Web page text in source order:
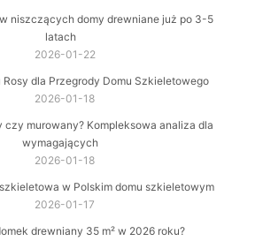
niszczących domy drewniane już po 3-5
latach
2026-01-22
dla Przegrody Domu Szkieletowego
2026-01-18
czy murowany? Kompleksowa analiza dla
wymagających
2026-01-18
w Polskim domu szkieletowym
2026-01-17
drewniany 35 m² w 2026 roku?